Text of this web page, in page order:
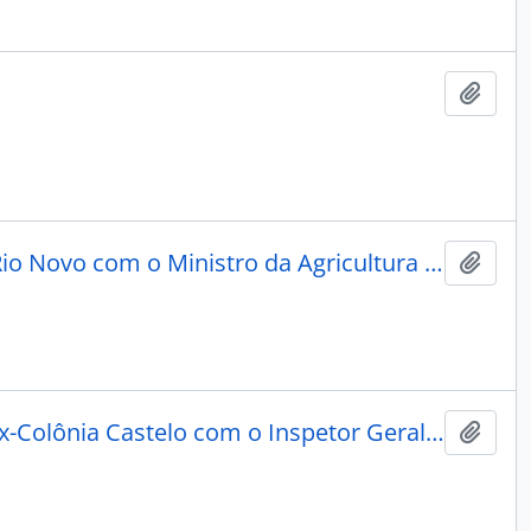
Copiador da correspondências do Diretor da Colônia do Rio Novo com o Ministro da Agricultura e o Presidente.
Cópias das correspondências do Chefe da Comissão da ex-Colônia Castelo com o Inspetor Geral e diversos funcionários.